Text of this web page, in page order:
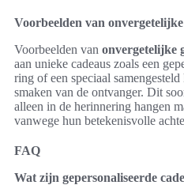
Voorbeelden van onvergetelijke
Voorbeelden van onvergetelijke
aan unieke cadeaus zoals een
ring of een speciaal
smaken van de ontvanger. Dit
alleen in de herinnering hangen
vanwege hun betekenisvolle
FAQ
Wat zijn gepersonaliseerde